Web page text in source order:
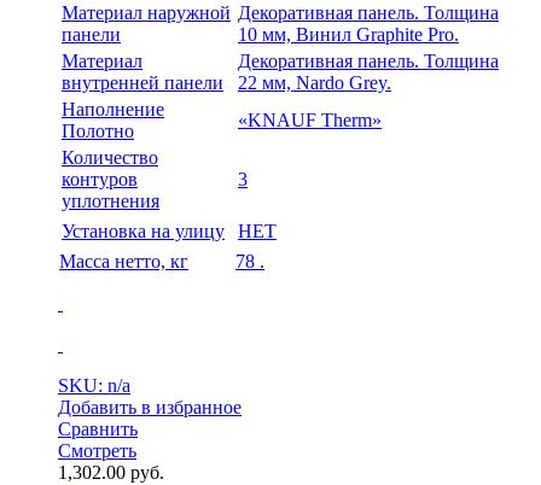
Материал наружной
панели
Декоративная панель. Толщина
10 мм, Винил Graphite Pro.
Материал
внутренней панели
Декоративная панель. Толщина
22 мм, Nardo Grey.
Наполнение
Полотно
«KNAUF Therm»
Количество
контуров
уплотнения
3
Установка на улицу
НЕТ
Масса нетто, кг
78 .
SKU: n/a
Добавить в избранное
Сравнить
Смотреть
1,302.00 руб.